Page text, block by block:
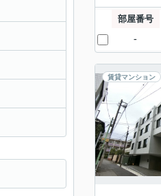
部屋番号
-
賃貸マンション